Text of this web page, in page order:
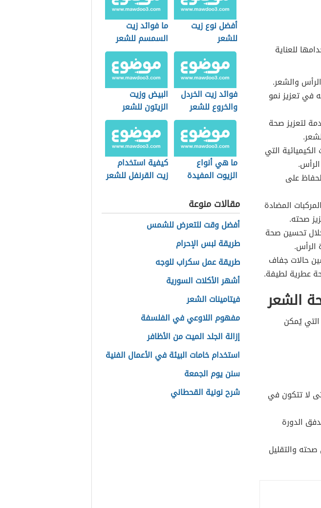
للعناية
والشعر.
في تعزيز نمو
لتعزيز صحة
التي
على
المضادة
صحته.
تحسين صحة
الرأس.
حالات جفاف
عطرية لطيفة.
الشعر
التي يُمكن
لا تتكون في
الدورة
والتقليل
أفضل نوع زيت
للشعر
ما فوائد زيت
السمسم للشعر
فوائد زيت الخردل
والخروع للشعر
البيض وزيت
الزيتون للشعر
ما هي أنواع
الزيوت المفيدة
كيفية استخدام
زيت القرنفل للشعر
مقالات منوعة
أفضل وقت للتعرض للشمس
طريقة لبس الإحرام
طريقة عمل سكراب للوجه
أشهر الأكلات السورية
فيتامينات الشعر
مفهوم اللاوعي في الفلسفة
إزالة الجلد الميت من الأظافر
استخدام خامات البيئة في الأعمال الفنية
سنن يوم الجمعة
شرح نونية القحطاني